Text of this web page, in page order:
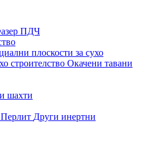
ПДЧ
плоскости за сухо
строителство Окачени тавани
шахти
Перлит Други инертни